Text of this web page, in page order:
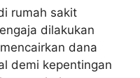
rumah sakit
dilakukan
dana
demi kepentingan